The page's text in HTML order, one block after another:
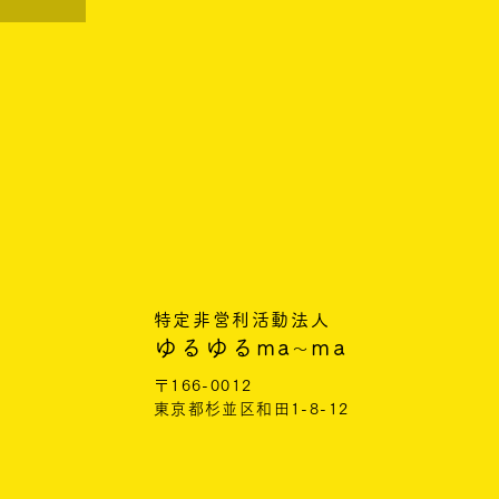
特定非営利活動法人
ゆるゆるma 〜 ma
〒166-0012
東京都杉並区和田1-8-12